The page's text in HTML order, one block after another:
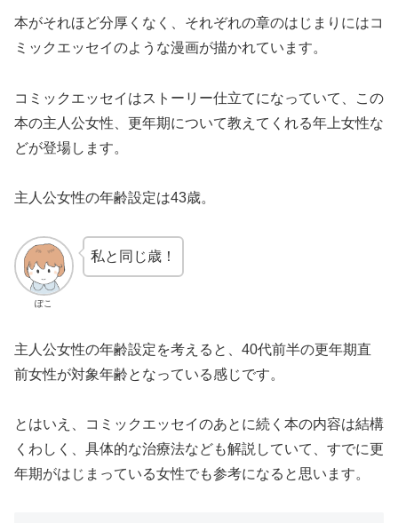
本がそれほど分厚くなく、それぞれの章のはじまりにはコ
ミックエッセイのような漫画が描かれています。
コミックエッセイはストーリー仕立てになっていて、この
本の主人公女性、更年期について教えてくれる年上女性な
どが登場します。
主人公女性の年齢設定は43歳。
ぽこ
私と同じ歳！
主人公女性の年齢設定を考えると、40代前半の更年期直
前女性が対象年齢となっている感じです。
とはいえ、コミックエッセイのあとに続く本の内容は結構
くわしく、具体的な治療法なども解説していて、すでに更
年期がはじまっている女性でも参考になると思います。